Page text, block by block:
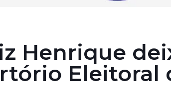
Henrique
Eleitoral